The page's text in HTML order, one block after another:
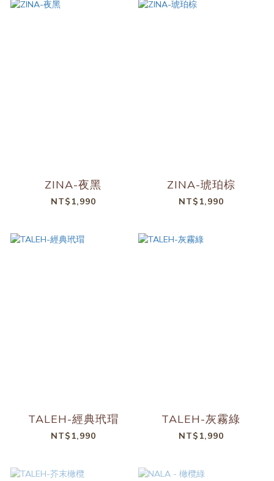
ZINA-夜黑
NT$1,990
ZINA-琥珀棕
NT$1,990
TALEH-經典玳瑁
NT$1,990
TALEH-灰霧綠
NT$1,990